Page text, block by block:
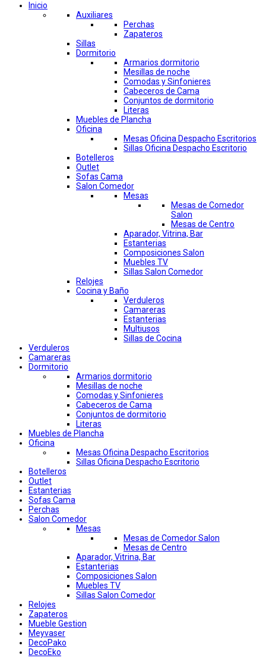
Inicio
Auxiliares
Perchas
Zapateros
Sillas
Dormitorio
Armarios dormitorio
Mesillas de noche
Comodas y Sinfonieres
Cabeceros de Cama
Conjuntos de dormitorio
Literas
Muebles de Plancha
Oficina
Mesas Oficina Despacho Escritorios
Sillas Oficina Despacho Escritorio
Botelleros
Outlet
Sofas Cama
Salon Comedor
Mesas
Mesas de Comedor
Salon
Mesas de Centro
Aparador, Vitrina, Bar
Estanterias
Composiciones Salon
Muebles TV
Sillas Salon Comedor
Relojes
Cocina y Baño
Verduleros
Camareras
Estanterias
Multiusos
Sillas de Cocina
Verduleros
Camareras
Dormitorio
Armarios dormitorio
Mesillas de noche
Comodas y Sinfonieres
Cabeceros de Cama
Conjuntos de dormitorio
Literas
Muebles de Plancha
Oficina
Mesas Oficina Despacho Escritorios
Sillas Oficina Despacho Escritorio
Botelleros
Outlet
Estanterias
Sofas Cama
Perchas
Salon Comedor
Mesas
Mesas de Comedor Salon
Mesas de Centro
Aparador, Vitrina, Bar
Estanterias
Composiciones Salon
Muebles TV
Sillas Salon Comedor
Relojes
Zapateros
Mueble Gestion
Meyvaser
DecoPako
DecoEko